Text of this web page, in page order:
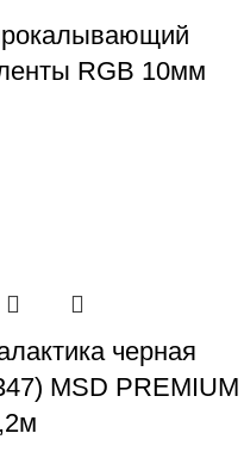
RGB 10мм
черная
MSD PREMIUM